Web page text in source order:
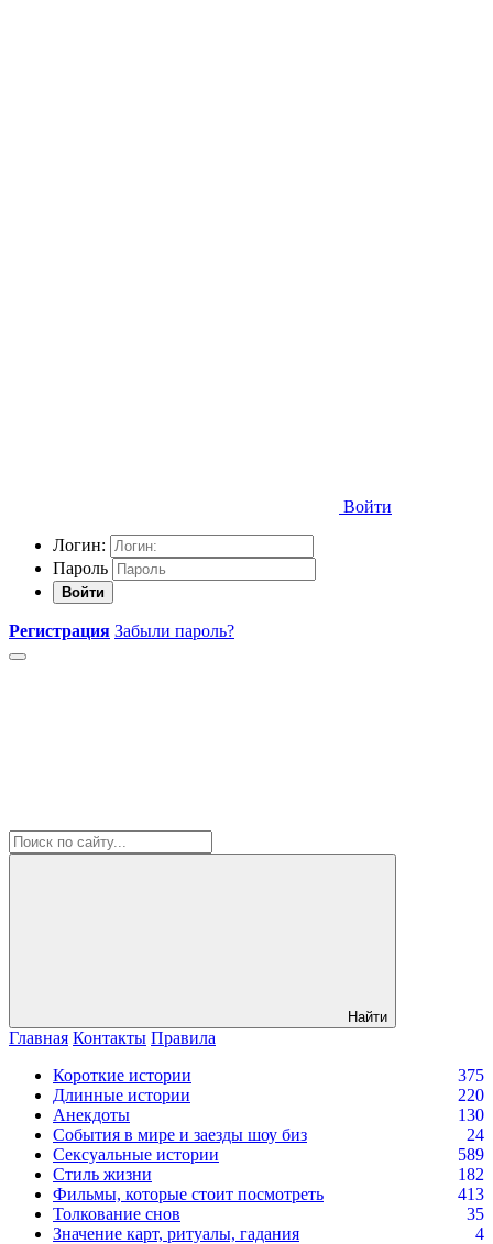
Войти
Логин:
Пароль
Войти
Регистрация Забыли пароль?
Найти
Главная Контакты Правила
Короткие истории
375
Длинные истории
220
Анекдоты
130
События в мире и заезды шоу биз
24
Сексуальные истории
589
Стиль жизни
182
Фильмы, которые стоит посмотреть
413
Толкование снов
35
Значение карт, ритуалы, гадания
4